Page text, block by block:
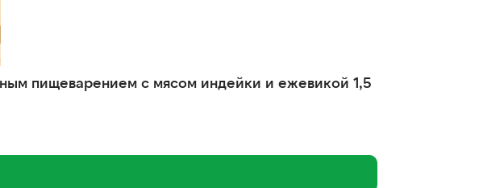
пищеварением с мясом индейки и ежевикой 1,5